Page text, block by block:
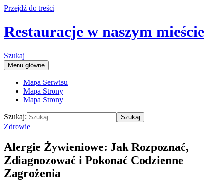
Przejdź do treści
Restauracje w naszym mieście
Szukaj
Menu główne
Mapa Serwisu
Mapa Strony
Mapa Strony
Szukaj:
Zdrowie
Alergie Żywieniowe: Jak Rozpoznać,
Zdiagnozować i Pokonać Codzienne
Zagrożenia